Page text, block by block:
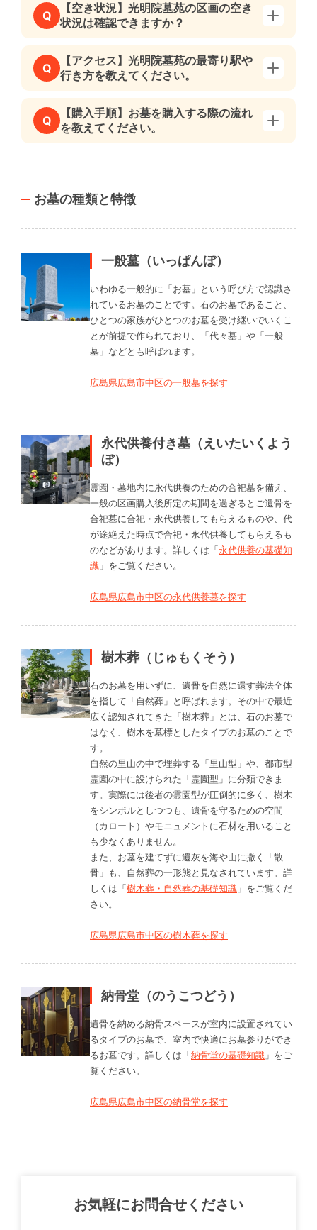
Q
【空き状況】光明院墓苑の区画の空き
状況は確認できますか？
Q
【アクセス】光明院墓苑の最寄り駅や
行き方を教えてください。
Q
【購入手順】お墓を購入する際の流れ
を教えてください。
お墓の種類と特徴
一般墓（いっぱんぼ）
いわゆる一般的に「お墓」という呼び方で認識さ
れているお墓のことです。石のお墓であること、
ひとつの家族がひとつのお墓を受け継いでいくこ
とが前提で作られており、「代々墓」や「一般
墓」などとも呼ばれます。
広島県広島市中区の一般墓を探す
永代供養付き墓（えいたいくよう
ぼ）
霊園・墓地内に永代供養のための合祀墓を備え、
一般の区画購入後所定の期間を過ぎるとご遺骨を
合祀墓に合祀・永代供養してもらえるものや、代
が途絶えた時点で合祀・永代供養してもらえるも
のなどがあります。詳しくは「永代供養の基礎知
識 」をご覧ください。
広島県広島市中区の永代供養墓を探す
樹木葬（じゅもくそう）
石のお墓を用いずに、遺骨を自然に還す葬法全体
を指して「自然葬」と呼ばれます。その中で最近
広く認知されてきた「樹木葬」とは、石のお墓で
はなく、樹木を墓標としたタイプのお墓のことで
す。
自然の里山の中で埋葬する「里山型」や、都市型
霊園の中に設けられた「霊園型」に分類できま
す。実際には後者の霊園型が圧倒的に多く、樹木
をシンボルとしつつも、遺骨を守るための空間
（カロート）やモニュメントに石材を用いること
も少なくありません。
また、お墓を建てずに遺灰を海や山に撒く「散
骨」も、自然葬の一形態と見なされています。詳
しくは「樹木葬・自然葬の基礎知識 」をご覧くだ
さい。
広島県広島市中区の樹木葬を探す
納骨堂（のうこつどう）
遺骨を納める納骨スペースが室内に設置されてい
るタイプのお墓で、室内で快適にお墓参りができ
るお墓です。詳しくは「納骨堂の基礎知識 」をご
覧ください。
広島県広島市中区の納骨堂を探す
お気軽にお問合せください